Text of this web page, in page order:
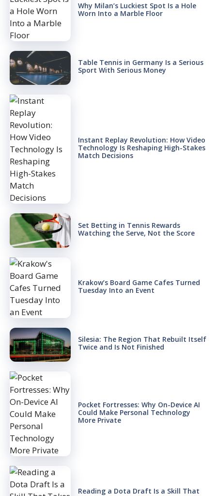
Why Milan’s Luckiest Spot Is a Hole
Worn Into a Marble Floor
Table Tennis in Germany Is a Serious
Sport With Serious Money
Instant Replay Revolution: How Video
Technology Is Reshaping High-Stakes
Match Decisions
Set Betting in Tennis Rewards
Watching the Serve, Not the Score
Krakow’s Board Game Cafes Turned
Tuesday Into an Event
Silesia: The Region That Rebuilt Itself
Twice and Is Not Finished
Pocket Fortresses: Why On-Device AI
Could Make Personal Technology
More Private
Reading a Dota Draft Is a Skill That